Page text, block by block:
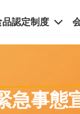
品認定制度
急事態